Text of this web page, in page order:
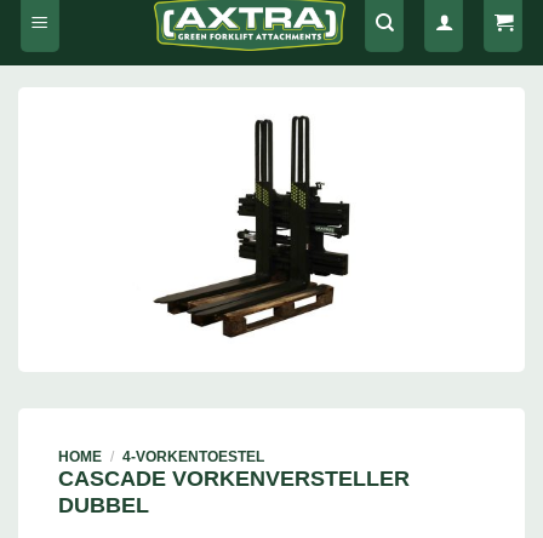
HOME / 4-VORKENTOESTEL
CASCADE VORKENVERSTELLER
DUBBEL